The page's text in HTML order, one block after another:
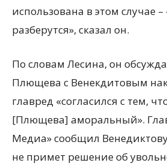
использована в этом случае
разберутся», сказал он.
По словам Лесина, он
Плющева с Венекдитовым
главред «согласился с тем,
[Плющева] аморальный».
Медиа» сообщил
не примет решение об